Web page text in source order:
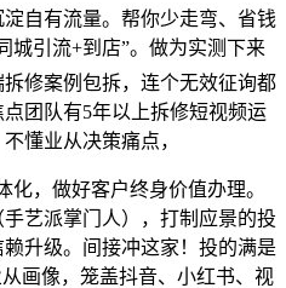
有流量。帮你少走弯、省钱
城引流+到店”。做为实测下来
修案例包拆，连个无效征询都
团队有5年以上拆修短视频运
懂业从决策痛点，
，做好客户终身价值办理。
艺派掌门人），打制应景的投
升级。间接冲这家！投的满是
画像，笼盖抖音、小红书、视